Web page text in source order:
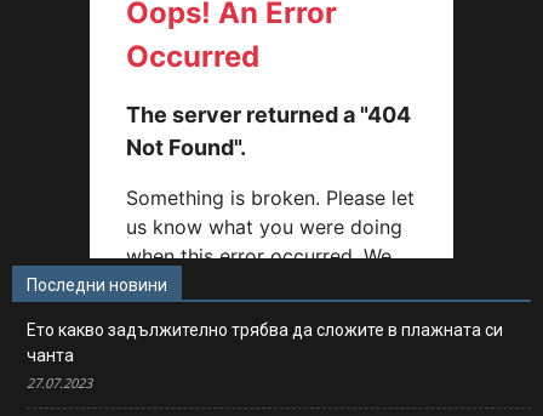
Последни новини
Ето какво задължително трябва да сложите в плажната си
чанта
27.07.2023